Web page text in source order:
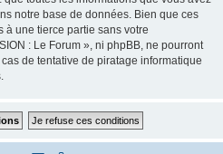
notre base de données. Bien que ces
à une tierce partie sans votre
: Le Forum », ni phpBB, ne pourront
de tentative de piratage informatique